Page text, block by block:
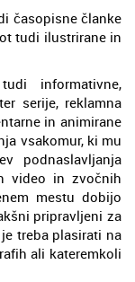
časopisne članke
tudi ilustrirane in
informativne,
serije, reklamna
in animirane
vsakomur, ki mu
podnaslavljanja
video in zvočnih
mestu dobijo
pripravljeni za
treba plasirati na
ali kateremkoli